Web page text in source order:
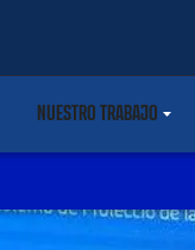
NUESTRO TRABAJO